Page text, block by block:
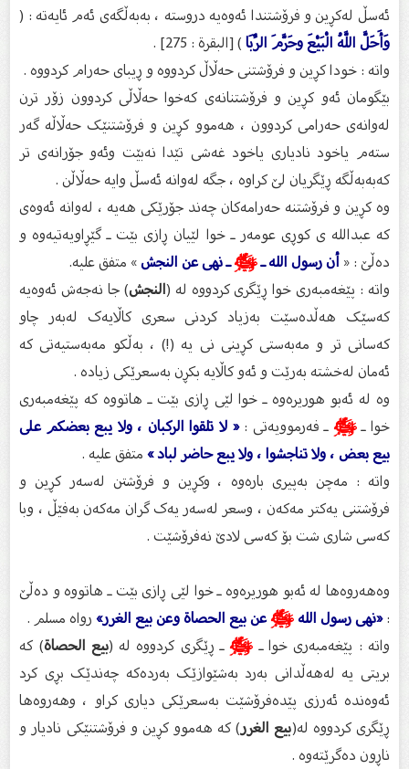
ئەسڵ لەکڕین و فرۆشتندا ئەوەیە دروستە ، بەبەڵگەی ئەم ئایەتە : (
وَأَحَلَّ اللَّهُ الْبَيْعَ وحَرَّمَ الرِّبَا) [البقرة : 275] .
واتە : خودا کڕین و فرۆشتنی حەڵاڵ کردووە و ڕیبای حەرام کردووە .
بێگومان ئەو کڕین و فرۆشتنانەی کەخوا حەڵاڵی کردوون زۆر ترن
لەوانەی حەرامی کردوون ، هەموو کڕین و فرۆشتنێک حەڵاڵە گەر
ستەم یاخود نادیاری یاخود غەشى تێدا نەبێت وئەو جۆرانەی تر
کەبەبەڵگە ڕێگریان لێ کراوە ، جگە لەوانە ئەسڵ وایە حەڵاڵن .
وە کڕین و فرۆشتنە حەرامەکان چەند جۆرێکی هەیە ، لەوانە ئەوەی
کە عبدالله ی کوڕی عومەر ـ خوا لێیان ڕازی بێت ـ گێڕاویەتیەوە و
دەڵێ : «أن رسول الله ـﷺـ نهى عن النجش» متفق عليه.
واتە : پێغەمبەری خوا ڕێگری کردووە لە (النجش) جا نەجەش ئەوەیە
کەسێک هەڵدەسێت بەزیاد کردنی سعری کاڵایەک لەبەر چاو
کەسانی تر و مەبەستی کڕینی نی یە (!) ، بەڵکو مەبەستیەتی کە
ئەمان لەخشتە بەرێت و ئەو کاڵایە بکڕن بەسعرێکی زیاده .
وە لە ئەبو هوریرەوە ـ خوا لێی ڕازی بێت ـ هاتووە کە پێغەمبەری
خوا ـﷺـ فەرموویەتی : « لا تلقوا الركبان ، ولا يبع بعضكم على
بيع بعض ، ولا تناجشوا ، ولا يبع حاضر لباد »متفق عليه .
واتە : مەچن بەپیری بارەوە ، وکڕین و فرۆشتن لەسەر کڕین و
فرۆشتنی یەکتر مەکەن ، وسعر لەسەر یەک گران مەکەن بەفێڵ ، وبا
کەسی شاری شت بۆ کەسی لادێ نەفرۆشێت .
وەهەروەها لە ئەبو هوریرەوە ـ خوا لێی ڕازی بێت ـ هاتووە و دەڵێ
«نهى رسول اللهﷺعن بيع الحصاة وعن بيع الغرر»رواه مسلم .
واتە : پێغەمبەری خوا ـﷺـ ڕێگری کردووە لە (بيع الحصاة) کە
بریتی یە لەهەڵدانی بەرد بەشێوازێک بەردەکە چەندێک بڕی کرد
ئەوەندە ئەرزی پێدەفرۆشێت بەسعرێکی دیاری کراو ، وهەروەها
ڕێگری کردووە لە(بيع الغرر) کە هەموو کڕین و فرۆشتنێکی نادیار و
ناڕون دەگرێتەوە .